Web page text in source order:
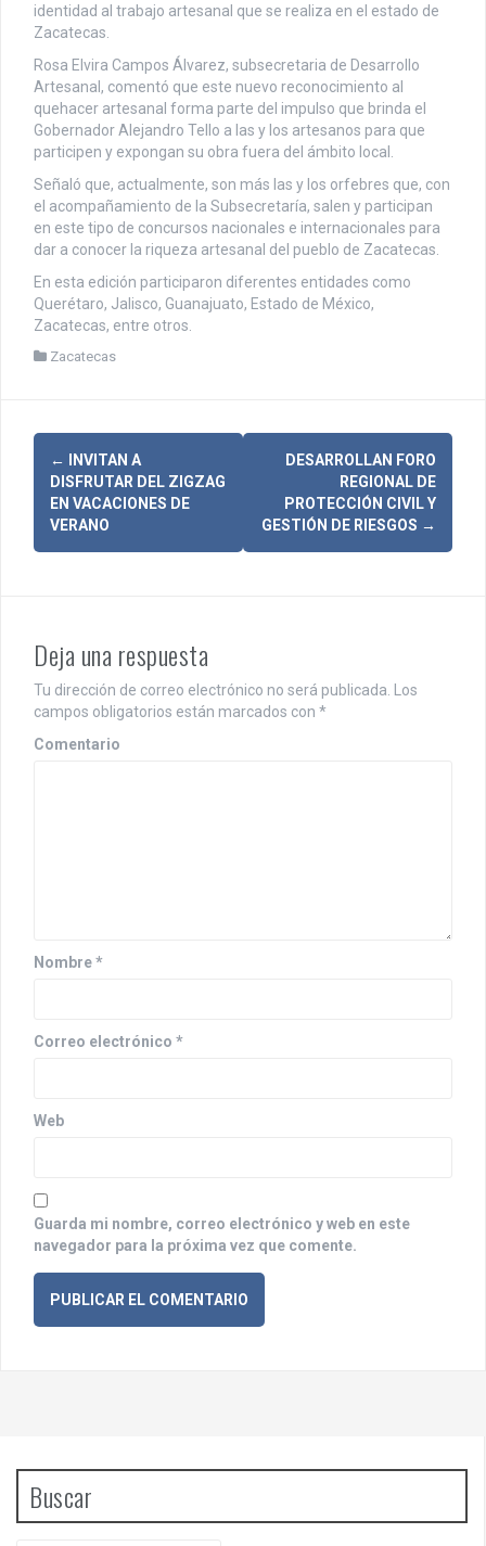
identidad al trabajo artesanal que se realiza en el estado de
Zacatecas.
Rosa Elvira Campos Álvarez, subsecretaria de Desarrollo
Artesanal, comentó que este nuevo reconocimiento al
quehacer artesanal forma parte del impulso que brinda el
Gobernador Alejandro Tello a las y los artesanos para que
participen y expongan su obra fuera del ámbito local.
Señaló que, actualmente, son más las y los orfebres que, con
el acompañamiento de la Subsecretaría, salen y participan
en este tipo de concursos nacionales e internacionales para
dar a conocer la riqueza artesanal del pueblo de Zacatecas.
En esta edición participaron diferentes entidades como
Querétaro, Jalisco, Guanajuato, Estado de México,
Zacatecas, entre otros.
Zacatecas
N
v
a
c
i
n
r
d
s
←
INVITAN A
DISFRUTAR DEL ZIGZAG
EN VACACIONES DE
VERANO
DESARROLLAN FORO
REGIONAL DE
PROTECCIÓN CIVIL Y
GESTIÓN DE RIESGOS →
Deja una respuesta
Tu dirección de correo electrónico no será publicada.
Los
campos obligatorios están marcados con *
Comentario
Nombre*
Correo electrónico *
Web
Guarda mi nombre, correo electrónico y web en este
navegador para la próxima vez que comente.
Buscar